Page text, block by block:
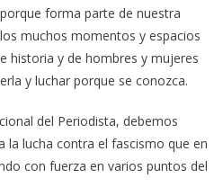
forma parte de nuestra
muchos momentos y espacios
historia y de hombres y mujeres
y luchar porque se conozca.
del Periodista, debemos
la lucha contra el fascismo que en
con fuerza en varios puntos del